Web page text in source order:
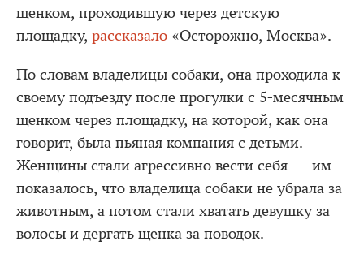
щенком, проходившую через детскую
площадку, рассказало «Осторожно, Москва».
По словам владелицы собаки, она проходила к
своему подъезду после прогулки с 5-месячным
щенком через площадку, на которой, как она
говорит, была пьяная компания с детьми.
Женщины стали агрессивно вести себя — им
показалось, что владелица собаки не убрала за
животным, а потом стали хватать девушку за
волосы и дергать щенка за поводок.